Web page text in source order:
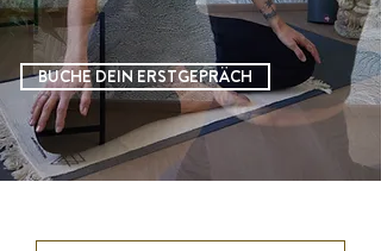
BUCHE DEIN ERSTGEPRÄCH